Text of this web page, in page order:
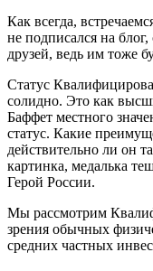
Как всегда,
не подписался на
друзей, ведь им тоже
Статус
солидно. Это как
Баффет местного
статус. Какие
действительно ли он
картинка, медалька
Герой России.
Мы рассмотрим
зрения обычных
средних частных